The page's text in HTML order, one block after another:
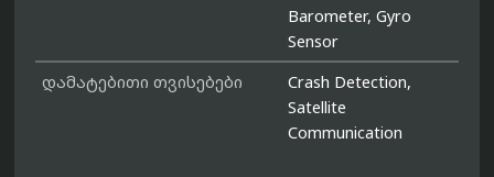
Barometer, Gyro
Sensor
დამატებითი თვისებები
Crash Detection,
Satellite
Communication